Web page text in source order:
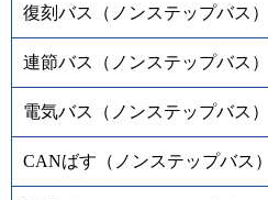
復刻バス（ノンステップバス）
連節バス（ノンステップバス）
電気バス（ノンステップバス）
CANばす（ノンステップバス）